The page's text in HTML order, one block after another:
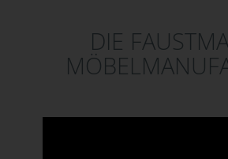
DIE